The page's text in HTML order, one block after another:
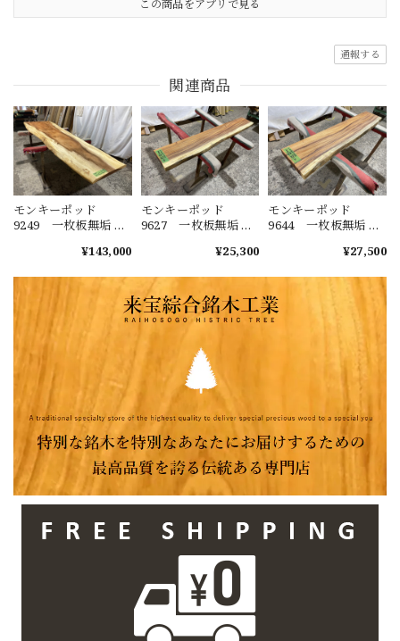
この商品をアプリで見る
通報する
関連商品
モンキーポッド
9249 一枚板無垢 乾
ｘ43mm 天板のみ
ーテーブル ダイニ
ングテーブル
¥143,000
モンキーポッド
9627 一枚板無垢 乾
ｘ40mm カウンタ
ル ダイニングテー
ブル
¥25,300
モンキーポッド
9644 一枚板無垢 乾
ｘ50mm カウンタ
ル ダイニングテー
ブル
¥27,500